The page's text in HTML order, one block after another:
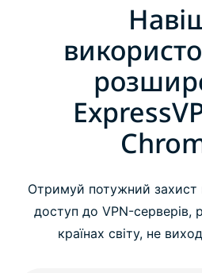
Отримуй потужний захист
доступ до VPN-серверів,
країнах світу, не